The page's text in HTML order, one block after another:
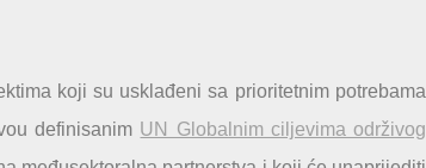
koji su usklađeni sa prioritetnim potrebama
definisanim UN Globalnim ciljevima održivog